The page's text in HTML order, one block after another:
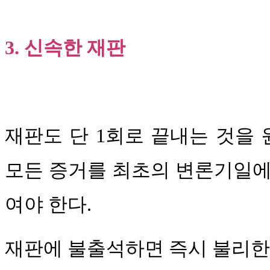
3. 신속한 재판
재판도 단 1회로 끝내는 것을
모든 증거를 최초의 변론기일
여야 한다.
재판에 불출석하면 즉시 불리